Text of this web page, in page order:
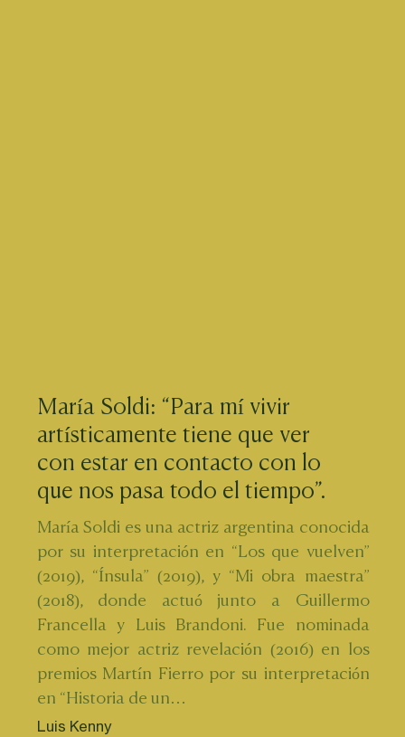
María Soldi: “Para mí vivir
artísticamente tiene que ver
con estar en contacto con lo
que nos pasa todo el tiempo”.
María Soldi es una actriz argentina conocida
por su interpretación en “Los que vuelven”
(2019), “Ínsula” (2019), y “Mi obra maestra”
(2018), donde actuó junto a Guillermo
Francella y Luis Brandoni. Fue nominada
como mejor actriz revelación (2016) en los
premios Martín Fierro por su interpretación
en “Historia de un…
Luis Kenny